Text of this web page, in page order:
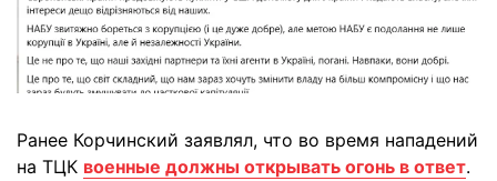
Ранее Корчинский заявлял, что во время нападений
на ТЦК военные должны открывать огонь в ответ.